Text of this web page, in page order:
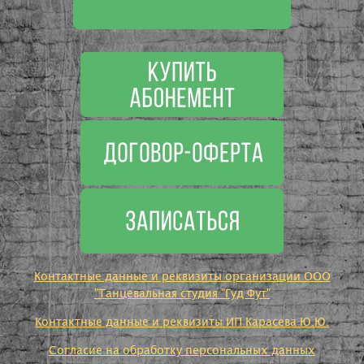
Контактные данные и реквизиты организации ООО
"Танцевальная студия "Гуд Фут"
Контактные данные и реквизиты ИП Карасева Ю.Ю.
Согласие на обработку персональных данных